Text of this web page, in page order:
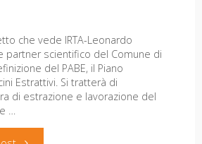
che vede IRTA-Leonardo
partner scientifico del Comune di
del PABE, il Piano
Estrattivi. Si tratterà di
di estrazione e lavorazione del
…